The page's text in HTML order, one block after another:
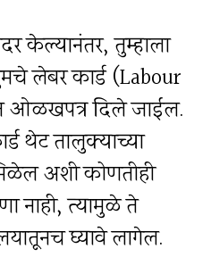
केल्यानंतर, तुम्हाला
लेबर कार्ड (Labour
ओळखपत्र दिले जाईल.
थेट तालुक्याच्या
अशी कोणतीही
नाही, त्यामुळे ते
घ्यावे लागेल.